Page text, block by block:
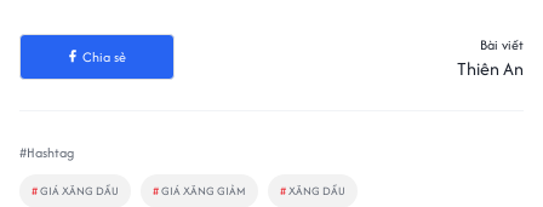
Chia sẻ
Bài viết
Thiên An
#Hashtag
#GIÁ XĂNG DẦU #GIÁ XĂNG GIẢM # XĂNG DẦU